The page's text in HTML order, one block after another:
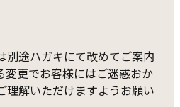
別途ハガキにて改めてご案内
変更でお客様にはご迷惑おか
理解いただけますようお願い